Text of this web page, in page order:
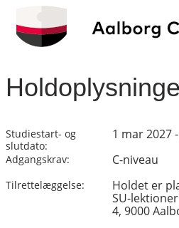
Studiestart- og
slutdato:
1 mar 2027
Adgangskrav: C-niveau
Tilrettelæggelse:
Holdet er
SU-
4, 9000